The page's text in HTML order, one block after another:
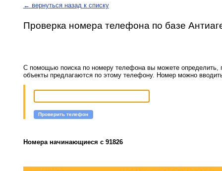
← вернуться назад к списку
Проверка номера телефона по базе
С помощью поиска по номеру телефона вы можете определить,
объекты предлагаются по этому телефону. Номер можно
Проверить телефон
Номера начинающиеся с 91826